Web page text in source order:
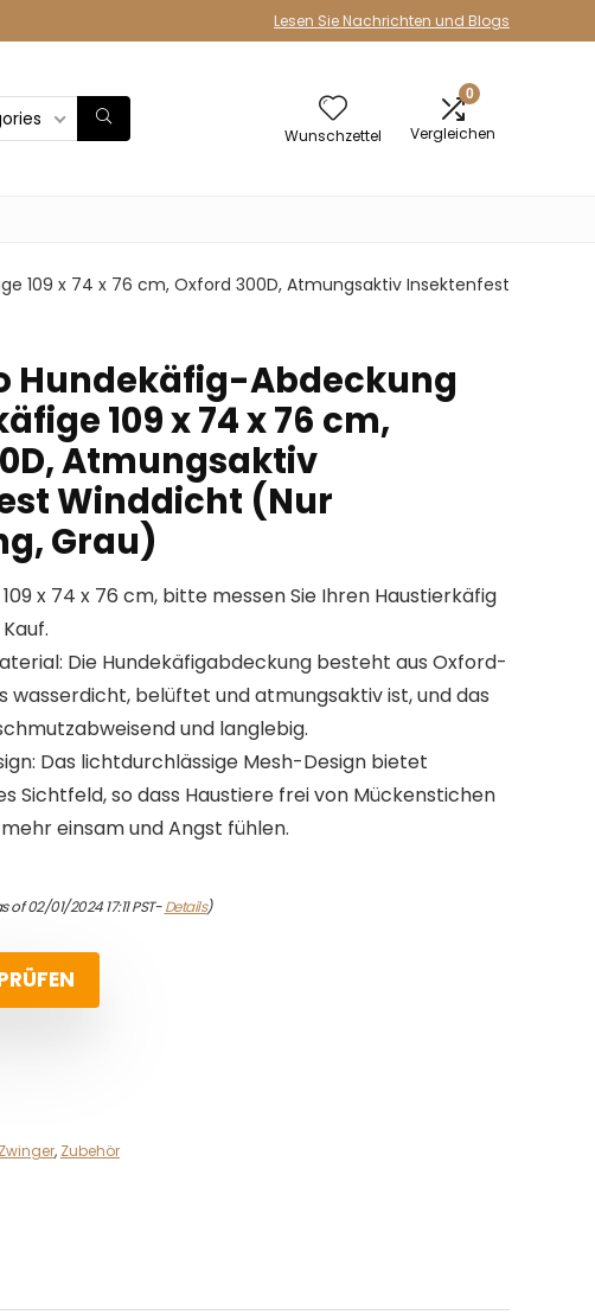
Lesen Sie Nachrichten und Blogs
Wunschzettel
0
Vergleichen
109 x 74 x 76 cm, Oxford 300D, Atmungsaktiv Insektenfest
Hundekäfig-Abdeckung
109 x 74 x 76 cm,
Atmungsaktiv
Winddicht (Nur
Grau)
109 x 74 x 76 cm, bitte messen Sie Ihren Haustierkäfig
Die Hundekäfigabdeckung besteht aus Oxford-
wasserdicht, belüftet und atmungsaktiv ist, und das
und langlebig.
Das lichtdurchlässige Mesh-Design bietet
Sichtfeld, so dass Haustiere frei von Mückenstichen
einsam und Angst fühlen.
of 02/01/2024 17:11 PST-Details)
, Zubehör